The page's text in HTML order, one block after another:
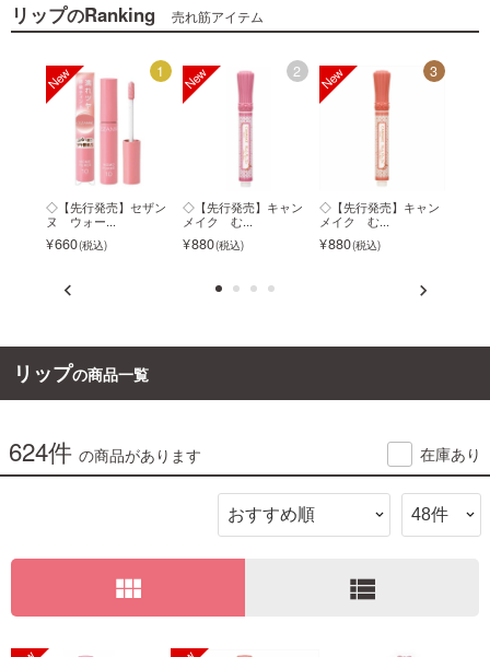
特集から探す
ビューティジャーナルから探す
ご利用ガイド
お問い合わせ
リップのRanking 売れ筋アイテム
1
◇【先行発売】セザン
ヌ ウォー...
660
2
◇【先行発売】キャン
メイク む...
880
3
◇【先行発売】キャン
メイク む...
880
リップの商品一覧
624件 の商品があります 在庫あり
view_module view_list